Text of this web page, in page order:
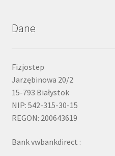
Dane
Fizjostep
Jarzębinowa 20/2
15-793 Białystok
NIP: 542-315-30-15
REGON: 200643619
Bank vwbankdirect :